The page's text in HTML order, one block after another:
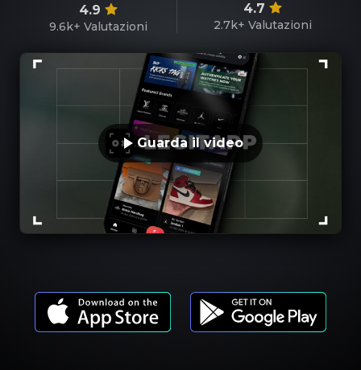
4.9
9.6k+ Valutazioni
4.7
2.7k+ Valutazioni
Guarda il video